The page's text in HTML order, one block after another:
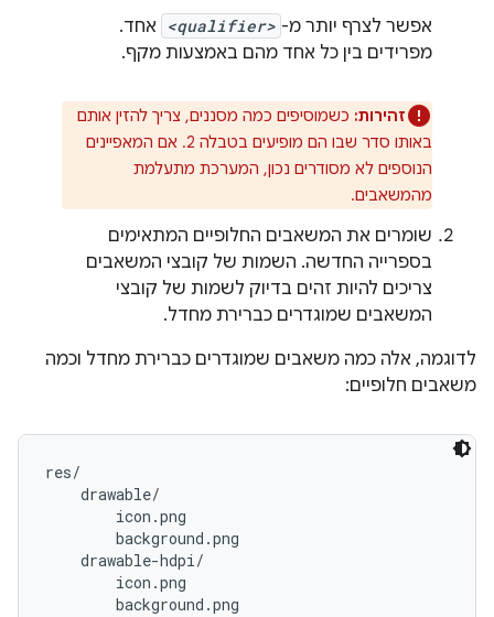
אפשר לצרף יותר מ- <qualifier>
אחד.
מפרידים בין כל אחד מהם באמצעות מקף.
זהירות: כשמוסיפים כמה מסננים, צריך להזין אותם
באותו סדר שבו הם מופיעים בטבלה 2. אם המאפיינים
הנוספים לא מסודרים נכון, המערכת מתעלמת
מהמשאבים.
שומרים את המשאבים החלופיים המתאימים
בספרייה החדשה. השמות של קובצי המשאבים
צריכים להיות זהים בדיוק לשמות של קובצי
המשאבים שמוגדרים כברירת מחדל.
לדוגמה, אלה כמה משאבים שמוגדרים כברירת מחדל וכמה
משאבים חלופיים:
res/
    drawable/
        icon.png
        background.png
    drawable-hdpi/
        icon.png